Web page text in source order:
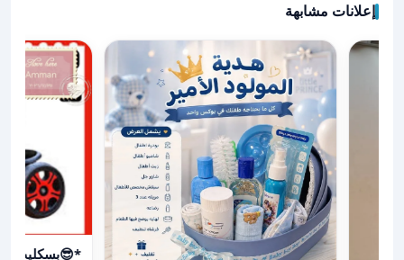
إعلانات مشابهة
عرض تفاصيل *😎بسكليت اطفال ٣ عجال